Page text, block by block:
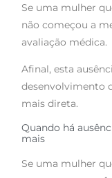
Se uma mulher
não começou a
avaliação médica.
Afinal, esta
desenvolvimento
mais direta.
Quando há
mais
Se uma mulher